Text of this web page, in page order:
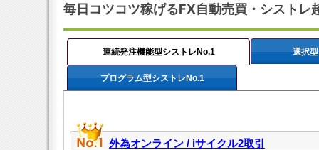
毎日コツコツ稼げるFX自動売買・シストレ
連続発注機能型シストレNo.1 選択
プログラム型シストレNo.1
外為オンライン / iサイクル2取引